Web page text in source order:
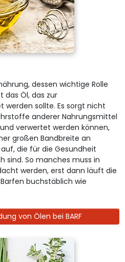
dessen wichtige Rolle
das Öl, das zur
werden sollte. Es sorgt nicht
anderer Nahrungsmittel
verwertet werden können,
großen Bandbreite an
die für die Gesundheit
sind. So manches muss in
werden, erst dann läuft die
buchstäblich wie
von Ölen bei BARF